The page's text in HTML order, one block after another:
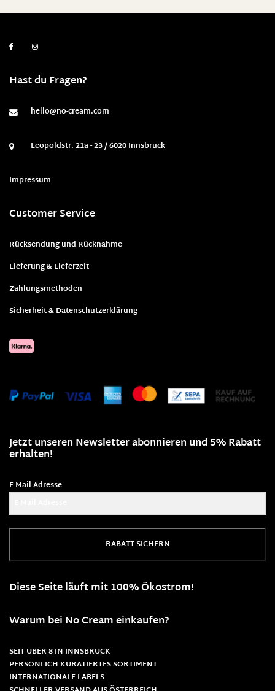
Hast du Fragen?
hello@no-cream.com
Leopoldstr. 21a - 23 / 6020 Innsbruck
Impressum
Customer Service
Rücksendung und Rücknahme
Lieferung & Lieferzeit
Zahlungsmethoden
Sicherheit & Datenschutzerklärung
Jetzt unseren Newsletter abonnieren und 5% Rabatt
erhalten!
E-Mail-Adresse
RABATT SICHERN
Diese Seite läuft mit 100% Ökostrom!
Warum bei No Cream einkaufen?
SEIT ÜBER 8 IN INNSBRUCK
PERSÖNLICH KURATIERTES SORTIMENT
INTERNATIONALE LABELS